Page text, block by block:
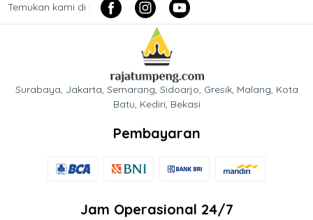
Temukan kami di :
Surabaya, Jakarta, Semarang, Sidoarjo, Gresik, Malang, Kota
Batu, Kediri, Bekasi
Pembayaran
Jam Operasional 24/7